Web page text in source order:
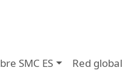
SMC ES Red global